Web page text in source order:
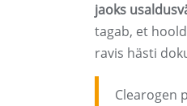
jaoks
tagab, et
ravis hästi
Clearogen